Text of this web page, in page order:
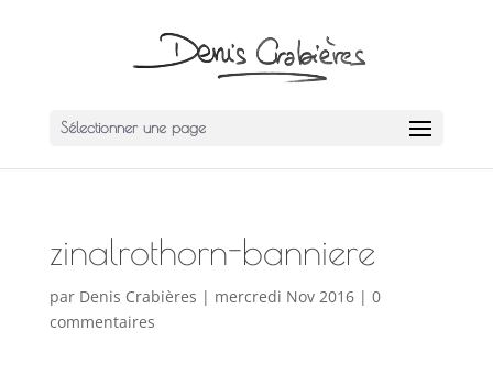
Sélectionner une page
zinalrothorn-banniere
par Denis Crabières | mercredi Nov 2016| 0
commentaires